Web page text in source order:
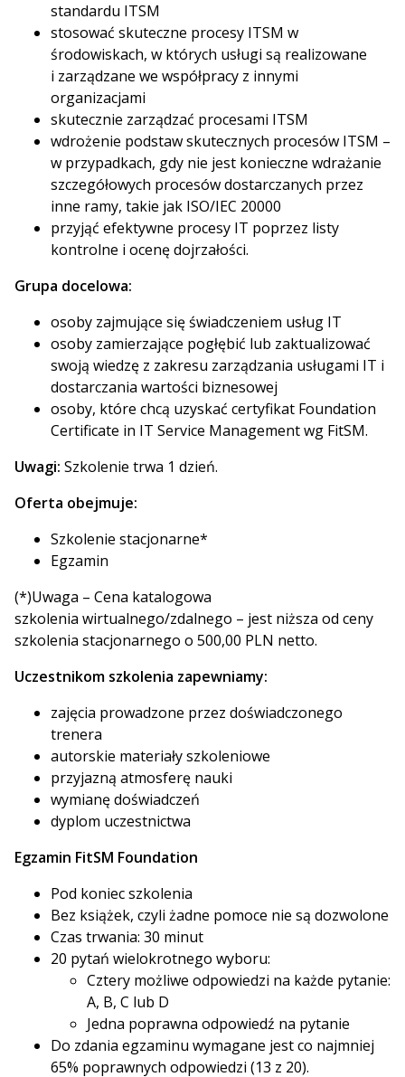
standardu ITSM
stosować skuteczne procesy ITSM w
środowiskach, w których usługi są realizowane
i zarządzane we współpracy z innymi
organizacjami
skutecznie zarządzać procesami ITSM
wdrożenie podstaw skutecznych procesów ITSM –
w przypadkach, gdy nie jest konieczne wdrażanie
szczegółowych procesów dostarczanych przez
inne ramy, takie jak ISO/IEC 20000
przyjąć efektywne procesy IT poprzez listy
kontrolne i ocenę dojrzałości.
Grupa docelowa:
osoby zajmujące się świadczeniem usług IT
osoby zamierzające pogłębić lub zaktualizować
swoją wiedzę z zakresu zarządzania usługami IT i
dostarczania wartości biznesowej
osoby, które chcą uzyskać certyfikat Foundation
Certificate in IT Service Management wg FitSM.
Uwagi: Szkolenie trwa 1 dzień.
Oferta obejmuje:
Szkolenie stacjonarne*
Egzamin
(*)Uwaga – Cena katalogowa
szkolenia wirtualnego/zdalnego – jest niższa od ceny
szkolenia stacjonarnego o 500,00 PLN netto.
Uczestnikom szkolenia zapewniamy:
zajęcia prowadzone przez doświadczonego
trenera
autorskie materiały szkoleniowe
przyjazną atmosferę nauki
wymianę doświadczeń
dyplom uczestnictwa
Egzamin FitSM Foundation
Pod koniec szkolenia
Bez książek, czyli żadne pomoce nie są dozwolone
Czas trwania: 30 minut
20 pytań wielokrotnego wyboru:
Cztery możliwe odpowiedzi na każde pytanie:
A, B, C lub D
Jedna poprawna odpowiedź na pytanie
Do zdania egzaminu wymagane jest co najmniej
65% poprawnych odpowiedzi (13 z 20).